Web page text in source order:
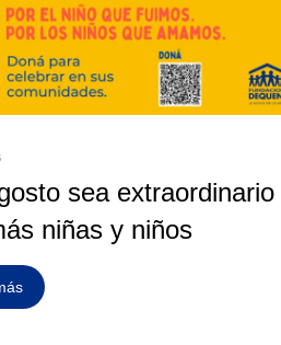
sea extraordinario
niñas y niños